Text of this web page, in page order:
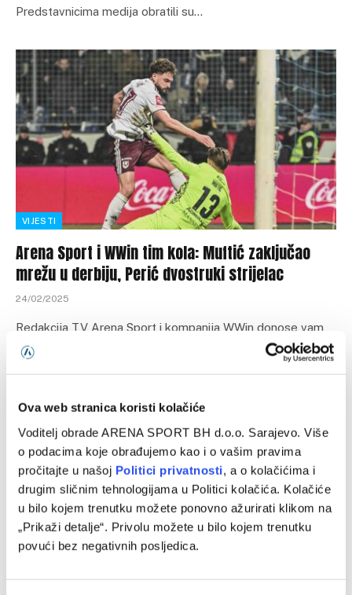
Ova web stranica koristi kolačiće
Voditelj obrade ARENA SPORT BH d.o.o. Sarajevo. Više
o podacima koje obrađujemo kao i o vašim pravima
pročitajte u našoj Politici privatnosti, a o kolačićima i
drugim sličnim tehnologijama u Politici kolačića. Kolačiće
u bilo kojem trenutku možete ponovno ažurirati klikom na
„Prikaži detalje“. Privolu možete u bilo kojem trenutku
povući bez negativnih posljedica.
Predstavnicima medija obratili su…
VIJESTI
Arena Sport i WWin tim kola: Muftić zaključao
mrežu u derbiju, Perić dvostruki strijelac
24/02/2025
Redakcija TV Arena Sport i kompanija WWin donose vam
idealni tim 19. kola WWin lige Bosne i Hercegovine.